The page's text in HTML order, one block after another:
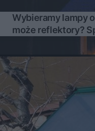
Wybieramy lampy
może reflektory?